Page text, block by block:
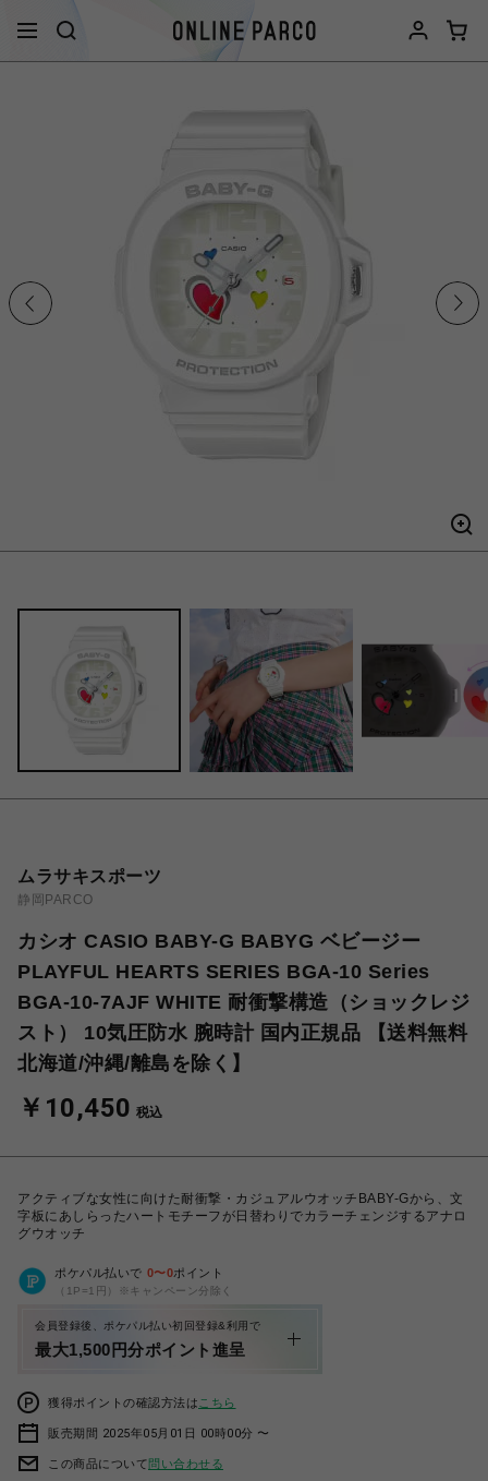
ムラサキスポーツ
静岡PARCO
カシオ CASIO BABY-G BABYG ベビージー
PLAYFUL HEARTS SERIES BGA-10 Series
BGA-10-7AJF WHITE 耐衝撃構造（ショックレジ
スト） 10気圧防水 腕時計 国内正規品 【送料無料
北海道/沖縄/離島を除く】
￥10,450 税込
アクティブな女性に向けた耐衝撃・カジュアルウオッチBABY-Gから、文
字板にあしらったハートモチーフが日替わりでカラーチェンジするアナロ
グウオッチ
ポケパル払いで 0〜0ポイント
（1P=1円）※キャンペーン分除く
会員登録後、ポケパル払い初回登録&利用で
最大1,500円分ポイント進呈
獲得ポイントの確認方法は こちら
販売期間 2025年05月01日 00時00分 〜
この商品について問い合わせる